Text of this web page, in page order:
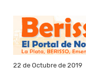
22 de Octubre de 2019